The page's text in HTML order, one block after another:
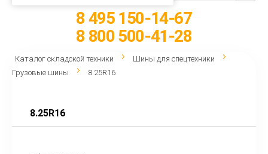
8 495 150-14-67
8 800 500-41-28
Каталог складской техники
Шины для спецтехники
Грузовые шины
8.25R16
8.25R16